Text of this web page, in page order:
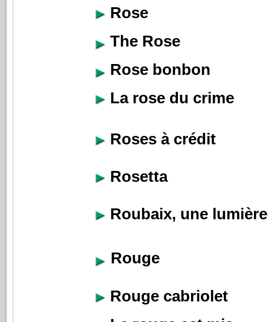
Rose
The Rose
Rose bonbon
La rose du crime
Roses à crédit
Rosetta
Roubaix, une lumière
Rouge
Rouge cabriolet